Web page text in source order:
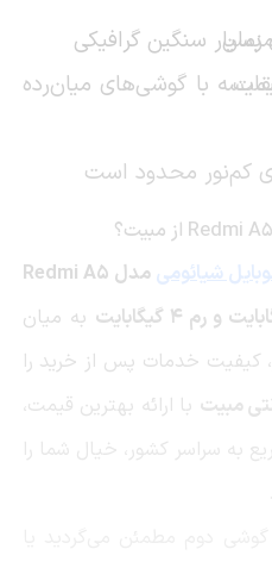
سنگین گرافیکی
با گوشی‌های میان‌رده
کم‌نور محدود است
شیائومی
مدل Redmi A5
به میان
کیفیت خدمات پس از خرید را
مبیت با ارائه بهترین قیمت،
به سراسر کشور، خیال شما را